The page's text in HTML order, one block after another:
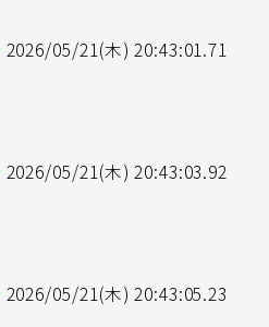
2026/05/21(木) 20:43:01.71
2026/05/21(木) 20:43:03.92
2026/05/21(木) 20:43:05.23